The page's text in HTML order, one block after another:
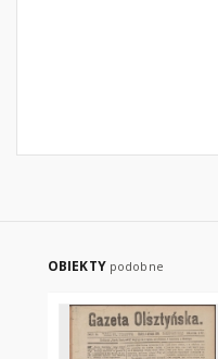
OBIEKTY podobne